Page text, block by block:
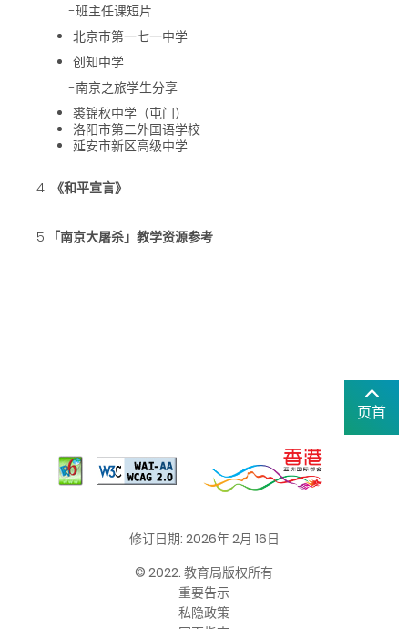
-班主任课短片
北京巿第一七一中学
创知中学
-南京之旅学生分享
裘锦秋中学（屯门）
洛阳市第二外国语学校
延安市新区高级中学
4. 《和平宣言》
5. 「南京大屠杀」教学资源参考
页首
修订日期: 2026年 2月 16日
© 2022. 教育局版权所有
重要告示
私隐政策